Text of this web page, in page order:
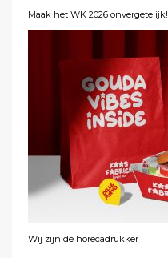
Maak het WK 2026 onvergetelijk!
Wij zijn dé horecadrukker